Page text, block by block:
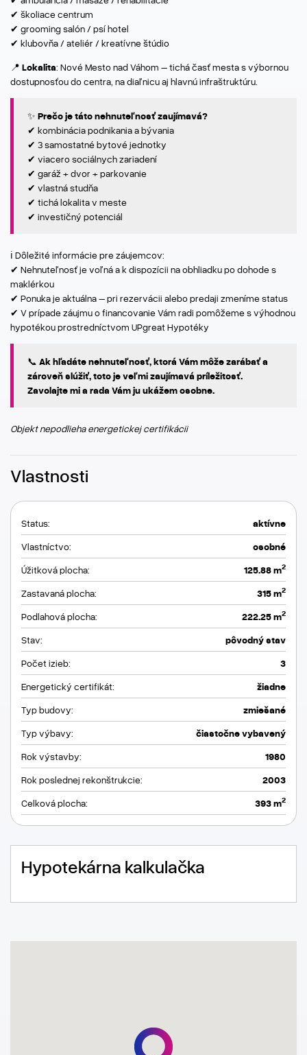
✔ školiace centrum
✔ grooming salón / psí hotel
✔ klubovňa / ateliér / kreatívne štúdio
📍 Lokalita: Nové Mesto nad Váhom – tichá časť mesta s výbornou
dostupnosťou do centra, na diaľnicu aj hlavnú infraštruktúru.
✨ Prečo je táto nehnuteľnosť zaujímavá?
✔ kombinácia podnikania a bývania
✔ 3 samostatné bytové jednotky
✔ viacero sociálnych zariadení
✔ garáž + dvor + parkovanie
✔ vlastná studňa
✔ tichá lokalita v meste
✔ investičný potenciál
ℹ️ Dôležité informácie pre záujemcov:
✔ Nehnuteľnosť je voľná a k dispozícii na obhliadku po dohode s
maklérkou
✔ Ponuka je aktuálna – pri rezervácii alebo predaji zmeníme status
✔ V prípade záujmu o financovanie Vám radi pomôžeme s výhodnou
hypotékou prostredníctvom UPgreat Hypotéky
📞 Ak hľadáte nehnuteľnosť, ktorá Vám môže zarábať a
zároveň slúžiť, toto je veľmi zaujímavá príležitosť.
Zavolajte mi a rada Vám ju ukážem osobne.
Objekt nepodlieha energetickej certifikácii
Vlastnosti
Status:
aktívne
Vlastníctvo:
osobné
Úžitková plocha:
125.88 m2
Zastavaná plocha: 315 m2
Podlahová plocha: 222.25 m2
Stav:
pôvodný stav
Počet izieb:
3
Energetický certifikát:
žiadne
Typ budovy:
zmiešané
Typ výbavy:
čiastočne vybavený
Rok výstavby:
1980
Rok poslednej rekonštrukcie:
2003
Celková plocha:
393 m2
Hypotekárna kalkulačka